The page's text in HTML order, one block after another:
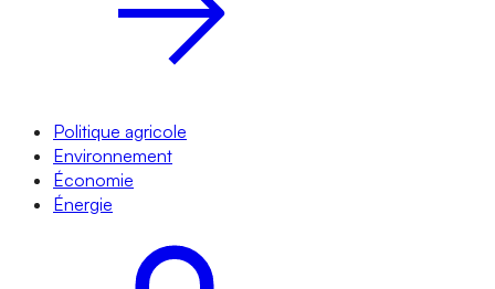
Politique agricole
Environnement
Économie
Énergie